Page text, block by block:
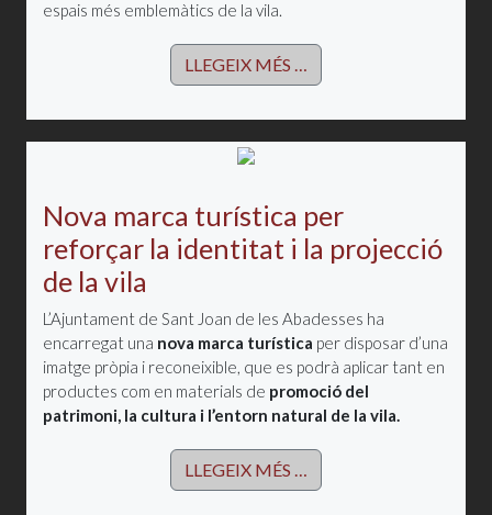
espais més emblemàtics de la vila.
LLEGEIX MÉS …
Nova marca turística per
reforçar la identitat i la projecció
de la vila
L’Ajuntament de Sant Joan de les Abadesses ha
encarregat una nova marca turística per disposar d’una
imatge pròpia i reconeixible, que es podrà aplicar tant en
productes com en materials de promoció del
patrimoni, la cultura i l’entorn natural de la vila.
LLEGEIX MÉS …